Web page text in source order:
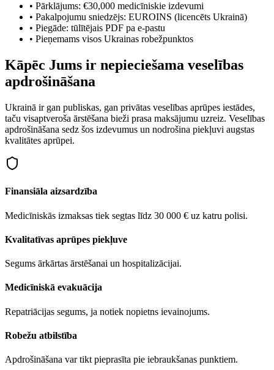
• Pārklājums: €30,000 medicīniskie izdevumi
• Pakalpojumu sniedzējs: EUROINS (licencēts Ukrainā)
• Piegāde: tūlītējais PDF pa e-pastu
• Pieņemams visos Ukrainas robežpunktos
Kāpēc Jums ir nepieciešama veselības
apdrošināšana
Ukrainā ir gan publiskas, gan privātas veselības aprūpes iestādes,
taču visaptveroša ārstēšana bieži prasa maksājumu uzreiz. Veselības
apdrošināšana sedz šos izdevumus un nodrošina piekļuvi augstas
kvalitātes aprūpei.
Finansiāla aizsardzība
Medicīniskās izmaksas tiek segtas līdz 30 000 € uz katru polisi.
Kvalitatīvas aprūpes piekļuve
Segums ārkārtas ārstēšanai un hospitalizācijai.
Medicīniskā evakuācija
Repatriācijas segums, ja notiek nopietns ievainojums.
Robežu atbilstība
Apdrošināšana var tikt pieprasīta pie iebraukšanas punktiem.